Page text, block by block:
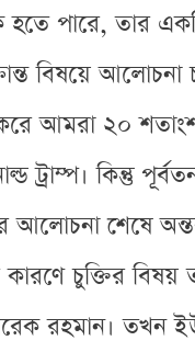
পারে, তার
বিষয়ে
আমরা ২০
ট্রাম্প। কিন্তু
শেষে
চুক্তির
রহমান।